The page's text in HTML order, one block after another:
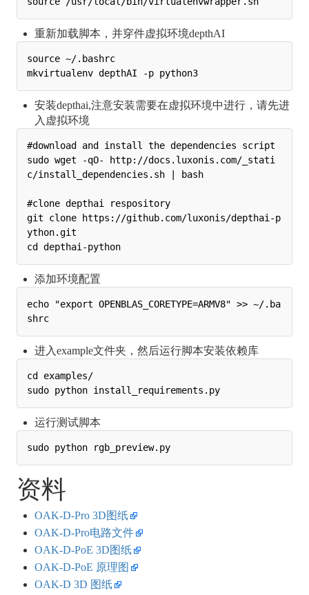
重新加载脚本，并穿件虚拟环境depthAI
source ~/.bashrc
安装depthai,注意安装需要在虚拟环境中进行，请先进
入虚拟环境
#download and install the dependencies script
sudo wget -qO- http://docs.luxonis.com/_stati
c/install_dependencies.sh | bash
#clone depthai respository
git clone https://github.com/luxonis/depthai-p
ython.git
添加环境配置
echo "export OPENBLAS_CORETYPE=ARMV8" >> ~/.ba
进入example文件夹，然后运行脚本安装依赖库
cd examples/
运行测试脚本
资料
OAK-D-Pro 3D图纸
OAK-D-Pro电路文件
OAK-D-PoE 3D图纸
OAK-D-PoE 原理图
OAK-D 3D 图纸